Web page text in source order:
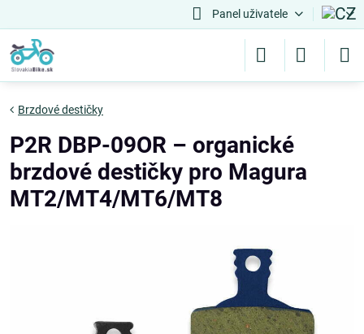
Panel uživatele
Brzdové destičky
P2R DBP-09OR – organické
brzdové destičky pro Magura
MT2/MT4/MT6/MT8